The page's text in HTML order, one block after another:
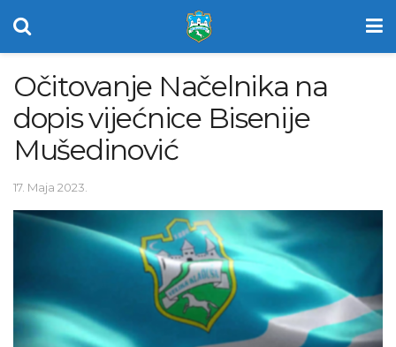
Očitovanje Načelnika na
dopis vijećnice Bisenije
Mušedinović
17. Maja 2023.